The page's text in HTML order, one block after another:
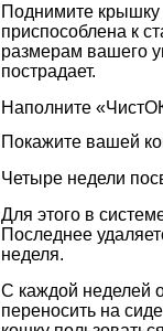
Поднимите крышку
приспособлена к
размерам вашего
пострадает.
Наполните
Покажите вашей
Четыре недели
Для этого в
Последнее
неделя.
С каждой неделей
переносить на